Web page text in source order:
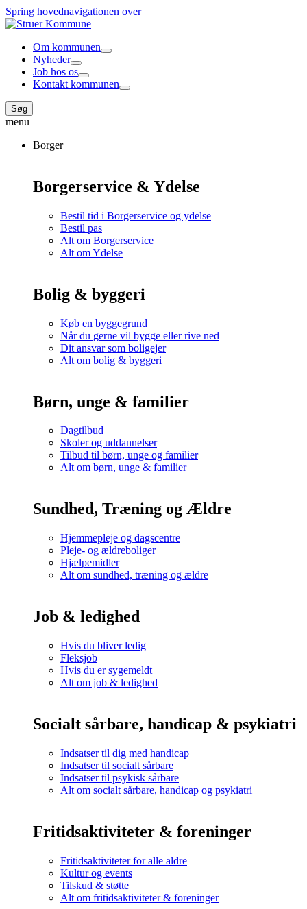
Spring hovednavigationen over
Om kommunen
Nyheder
Job hos os
Kontakt kommunen
Søg
menu
Borger
Borgerservice & Ydelse
Bestil tid i Borgerservice og ydelse
Bestil pas
Alt om Borgerservice
Alt om Ydelse
Bolig & byggeri
Køb en byggegrund
Når du gerne vil bygge eller rive ned
Dit ansvar som boligejer
Alt om bolig & byggeri
Børn, unge & familier
Dagtilbud
Skoler og uddannelser
Tilbud til børn, unge og familier
Alt om børn, unge & familier
Sundhed, Træning og Ældre
Hjemmepleje og dagscentre
Pleje- og ældreboliger
Hjælpemidler
Alt om sundhed, træning og ældre
Job & ledighed
Hvis du bliver ledig
Fleksjob
Hvis du er sygemeldt
Alt om job & ledighed
Socialt sårbare, handicap & psykiatri
Indsatser til dig med handicap
Indsatser til socialt sårbare
Indsatser til psykisk sårbare
Alt om socialt sårbare, handicap og psykiatri
Fritidsaktiviteter & foreninger
Fritidsaktiviteter for alle aldre
Kultur og events
Tilskud & støtte
Alt om fritidsaktiviteter & foreninger